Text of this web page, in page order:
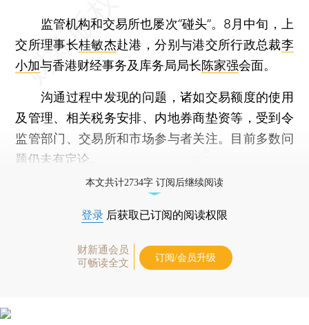
监管机构和交易所也屡次“碰头”。8月中旬，上
交所理事长桂敏杰赴港，分别与港交所行政总裁李
小加与香港财经事务及库务局局长陈家强会面。
沟通过程中发现的问题，诸如交易额度的使用
及管理、相关税务安排、内地券商垫资等，受到令
监管部门、交易所和市场参与者关注。目前多数问
题仍未有定论。
本文共计2734字 订阅后继续阅读
登录 后获取已订阅的阅读权限
财新通会员
可畅读全文
订阅/会员升级